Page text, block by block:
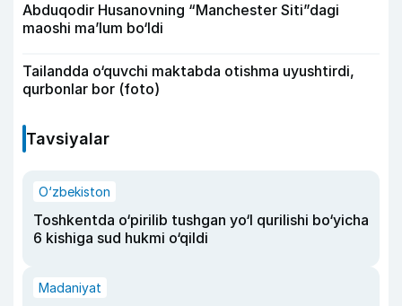
Abduqodir Husanovning “Manchester Siti”dagi
maoshi ma’lum bo‘ldi
Tailandda o‘quvchi maktabda otishma uyushtirdi,
qurbonlar bor (foto)
Tavsiyalar
O‘zbekiston
Toshkentda o‘pirilib tushgan yo‘l qurilishi bo‘yicha
6 kishiga sud hukmi o‘qildi
Madaniyat